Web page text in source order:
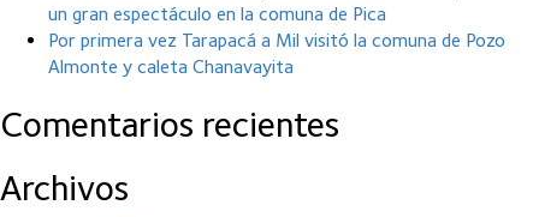
un gran espectáculo en la comuna de Pica
Por primera vez Tarapacá a Mil visitó la comuna de Pozo
Almonte y caleta Chanavayita
Comentarios recientes
Archivos